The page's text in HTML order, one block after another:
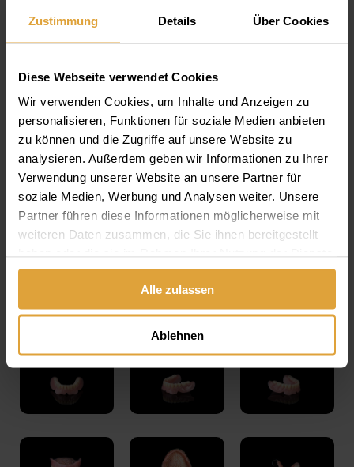
Zustimmung Details Über Cookies
Diese Webseite verwendet Cookies
Wir verwenden Cookies, um Inhalte und Anzeigen zu
personalisieren, Funktionen für soziale Medien anbieten
zu können und die Zugriffe auf unsere Website zu
analysieren. Außerdem geben wir Informationen zu Ihrer
Verwendung unserer Website an unsere Partner für
soziale Medien, Werbung und Analysen weiter. Unsere
Partner führen diese Informationen möglicherweise mit
weiteren Daten zusammen, die Sie ihnen bereitgestellt
haben oder die sie im Rahmen Ihrer Nutzung der Dienste
gesammelt haben.
Alle zulassen
Ablehnen